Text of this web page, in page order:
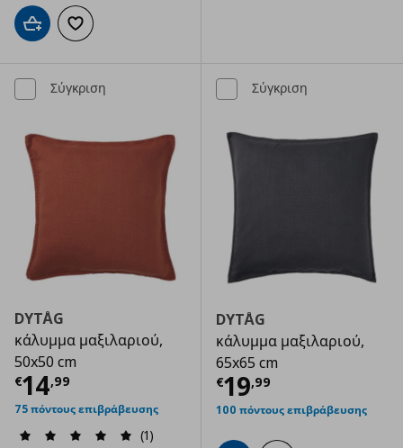
Προσθήκη στο καλάθι
Προσθήκη στα αγαπημένα
Σύγκριση
DYTÅG
κάλυμμα μαξιλαριού,
50x50 cm
€14,99
Τρέχουσα τιμή € 14,99
75 πόντους επιβράβευσης
(1)
Σύγκριση
DYTÅG
κάλυμμα μαξιλαριού,
65x65 cm
€19,99
Τρέχουσα
100 πόντους επιβράβευσης